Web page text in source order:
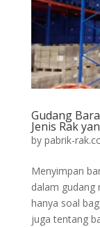
Gudang
Jenis Rak
by pabrik-
Menyimpan
dalam gudang
hanya soal
juga tentang